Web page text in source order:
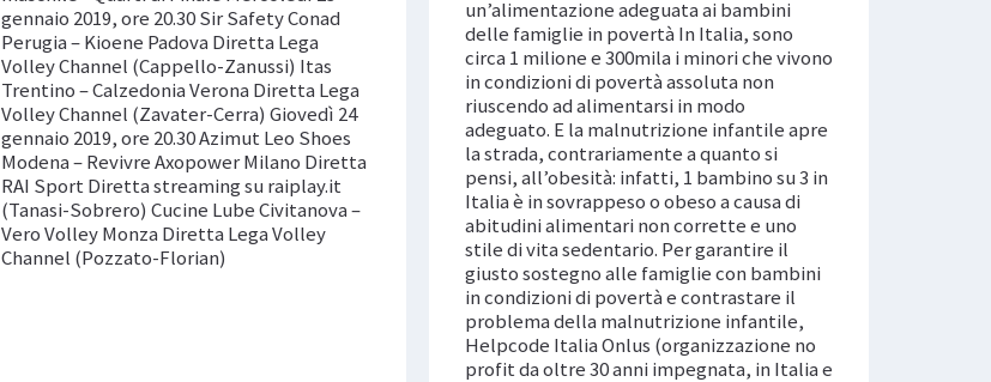
gennaio 2019, ore 20.30 Sir Safety Conad
Perugia – Kioene Padova Diretta Lega
Volley Channel (Cappello-Zanussi) Itas
Trentino – Calzedonia Verona Diretta Lega
Volley Channel (Zavater-Cerra) Giovedì 24
gennaio 2019, ore 20.30 Azimut Leo Shoes
Modena – Revivre Axopower Milano Diretta
RAI Sport Diretta streaming su raiplay.it
(Tanasi-Sobrero) Cucine Lube Civitanova –
Vero Volley Monza Diretta Lega Volley
Channel (Pozzato-Florian)
un’alimentazione adeguata ai bambini
delle famiglie in povertà In Italia, sono
circa 1 milione e 300mila i minori che vivono
in condizioni di povertà assoluta non
riuscendo ad alimentarsi in modo
adeguato. E la malnutrizione infantile apre
la strada, contrariamente a quanto si
pensi, all’obesità: infatti, 1 bambino su 3 in
Italia è in sovrappeso o obeso a causa di
abitudini alimentari non corrette e uno
stile di vita sedentario. Per garantire il
giusto sostegno alle famiglie con bambini
in condizioni di povertà e contrastare il
problema della malnutrizione infantile,
Helpcode Italia Onlus (organizzazione no
profit da oltre 30 anni impegnata, in Italia e